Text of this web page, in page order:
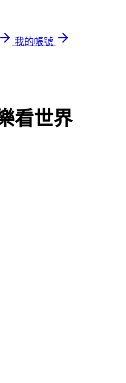
我的帳號
看世界